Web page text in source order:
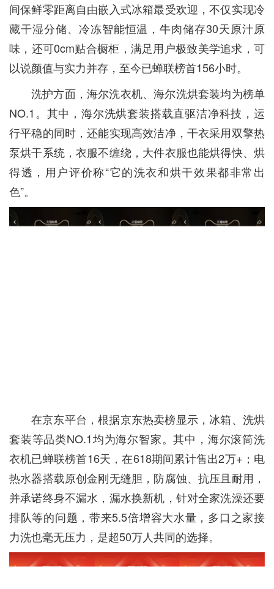
间保鲜零距离自由嵌入式冰箱最受欢迎，不仅实现冷
藏干湿分储、冷冻智能恒温，牛肉储存30天原汁原
味，还可0cm贴合橱柜，满足用户极致美学追求，可
以说颜值与实力并存，至今已蝉联榜首156小时。
洗护方面，海尔洗衣机、海尔洗烘套装均为榜单
NO.1。其中，海尔洗烘套装搭载直驱洁净科技，运
行平稳的同时，还能实现高效洁净，干衣采用双擎热
泵烘干系统，衣服不缠绕，大件衣服也能烘得快、烘
得透，用户评价称“它的洗衣和烘干效果都非常出
色”。
在京东平台，根据京东热卖榜显示，冰箱、洗烘
套装等品类NO.1均为海尔智家。其中，海尔滚筒洗
衣机已蝉联榜首16天，在618期间累计售出2万+；电
热水器搭载原创金刚无缝胆，防腐蚀、抗压且耐用，
并承诺终身不漏水，漏水换新机，针对全家洗澡还要
排队等的问题，带来5.5倍增容大水量，多口之家接
力洗也毫无压力，是超50万人共同的选择。